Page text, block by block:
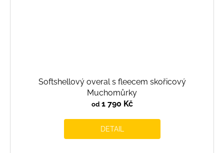
Softshellový overal s fleecem skořicový
Muchomůrky
od1 790 Kč
DETAIL